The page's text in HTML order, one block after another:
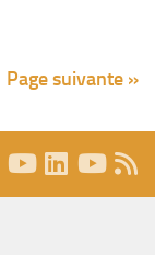
Page suivante »